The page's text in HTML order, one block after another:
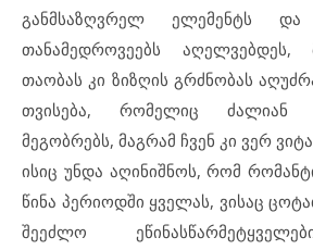
განმსაზღვრელ ელემენტს
თანამედროვეებს
თაობას კი ზიზღის გრძნობას
თვისება, რომელიც ძალიან
მეგობრებს, მაგრამ ჩვენ კი ვერ
ისიც უნდა აღინიშნოს, რომ
წინა პერიოდში ყველას, ვისაც
შეეძლო